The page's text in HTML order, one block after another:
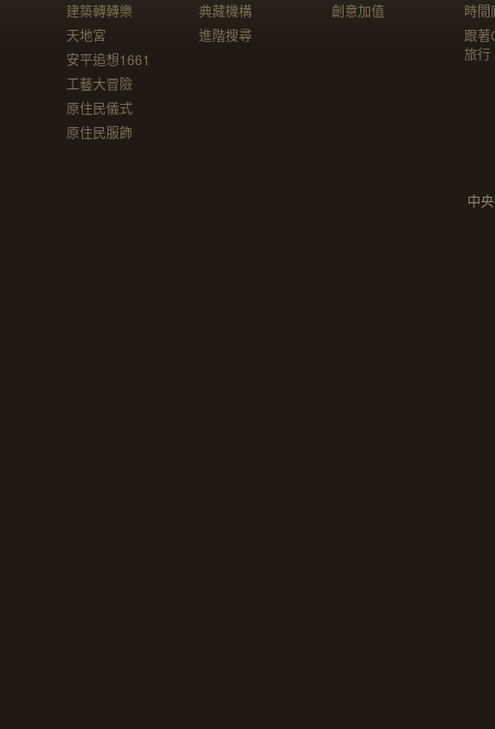
建築轉轉樂
天地宮
安平追想1661
工藝大冒險
原住民儀式
原住民服飾
典藏機構
進階搜尋
創意加值
時間
跟
旅行
中